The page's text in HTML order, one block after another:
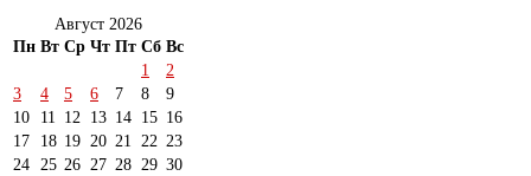
Август 2026
Пн Вт Ср Чт Пт Сб Вс
1
2
3
4 5 6 7 8
9
10
11 12 13 14 15 16
17
18 19 20 21 22 23
24 25 26 27 28 29 30